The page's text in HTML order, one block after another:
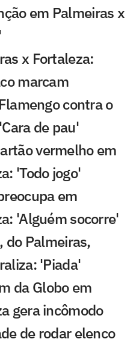
em Palmeiras x
x Fortaleza:
marcam
contra o
de pau'
vermelho em
'Todo jogo'
em
'Alguém socorre'
do Palmeiras,
'Piada'
da Globo em
gera incômodo
de rodar elenco